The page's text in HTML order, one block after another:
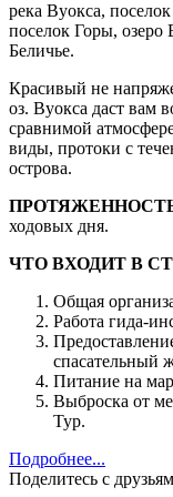
река Вуокса,
поселок Горы, озеро
Беличье.
Красивый не
оз. Вуокса даст вам
сравнимой
виды, протоки с
острова.
ходовых дня.
ЧТО ВХОДИТ В
Общая
Работа гида-
спасательный
Питание на
Выброска от
Тур.
Подробнее...
Поделитесь с